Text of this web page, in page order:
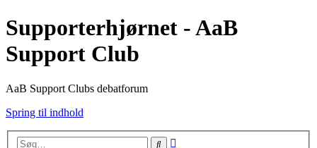
Supporterhjørnet - AaB
Support Club
AaB Support Clubs debatforum
Spring til indhold
Søg